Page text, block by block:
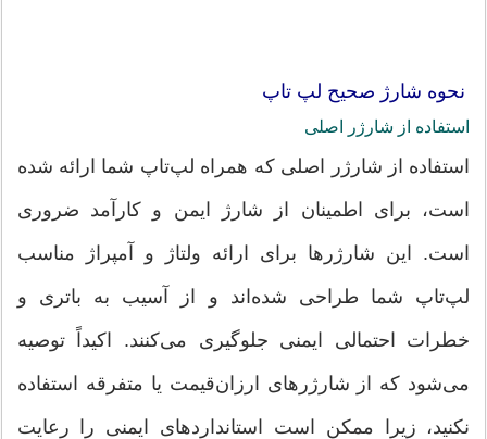
نحوه شارژ صحیح لپ تاپ
استفاده از شارژر اصلی
استفاده از شارژر اصلی که همراه لپ‌تاپ شما ارائه شده
است، برای اطمینان از شارژ ایمن و کارآمد ضروری
است. این شارژرها برای ارائه ولتاژ و آمپراژ مناسب
لپ‌تاپ شما طراحی شده‌اند و از آسیب به باتری و
خطرات احتمالی ایمنی جلوگیری می‌کنند. اکیداً توصیه
می‌شود که از شارژرهای ارزان‌قیمت یا متفرقه استفاده
نکنید، زیرا ممکن است استانداردهای ایمنی را رعایت